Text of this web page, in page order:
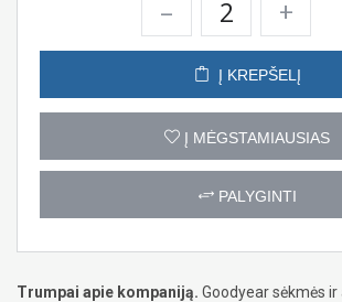
– +
Į KREPŠELĮ
Į MĖGSTAMIAUSIAS
PALYGINTI
Trumpai apie kompaniją. Goodyear sėkmės